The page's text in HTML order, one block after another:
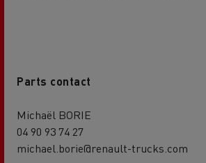
Parts contact
Michaël BORIE
04 90 93 74 27
michael.borie@renault-trucks.com